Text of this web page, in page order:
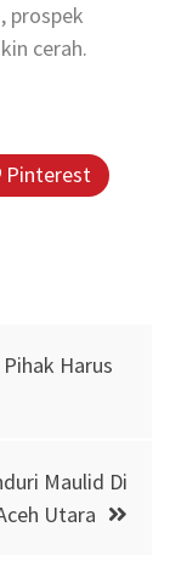
prospek
cerah.
Pinterest
Harus
Maulid Di
Utara